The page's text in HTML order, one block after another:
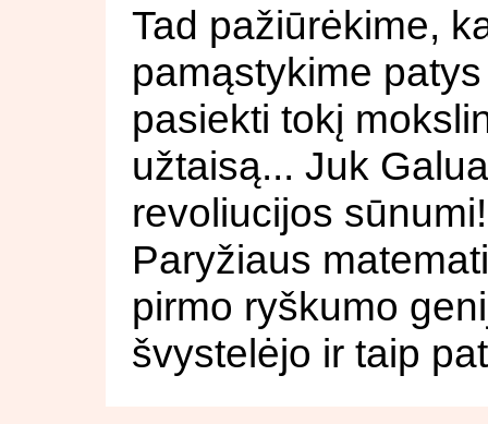
Tad pažiūrėkime,
pamąstykime
pasiekti tokį
užtaisą... Juk
revoliucijos
Paryžiaus
pirmo ryškumo
švystelėjo ir taip